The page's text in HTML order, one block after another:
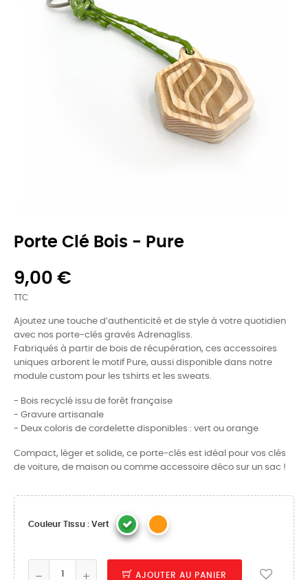
Porte Clé Bois - Pure
9,00 €
TTC
Ajoutez une touche d’authenticité et de style à votre quotidien
avec nos porte-clés gravés Adrenagliss.
Fabriqués à partir de bois de récupération, ces accessoires
uniques arborent le motif Pure, aussi disponible dans notre
module custom pour les tshirts et les sweats.
- Bois recyclé issu de forêt française
- Gravure artisanale
- Deux coloris de cordelette disponibles : vert ou orange
Compact, léger et solide, ce porte-clés est idéal pour vos clés
de voiture, de maison ou comme accessoire déco sur un sac !
Couleur Tissu : Vert
AJOUTER AU PANIER